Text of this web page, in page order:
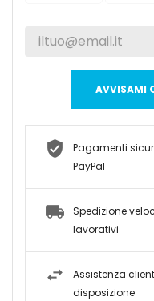
AVVISAMI
Pagamenti
PayPal
Spedizione
lavorativi
Assistenza
disposizione